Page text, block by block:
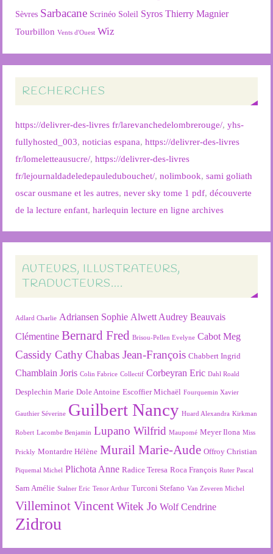
Sèvres Sarbacane Scrinéo Soleil Syros Thierry Magnier
Tourbillon Vents d'Ouest Wiz
RECHERCHES
https://delivrer-des-livres fr/larevanchedelombrerouge/,yhs-
fullyhosted_003,noticias espana,https://delivrer-des-livres
fr/lomeletteausucre/,https://delivrer-des-livres
fr/lejournaldadeledepauledubouchet/,nolimbook,sami goliath
oscar ousmane et les autres,never sky tome 1 pdf,découverte
de la lecture enfant,harlequin lecture en ligne archives
AUTEURS, ILLUSTRATEURS,
TRADUCTEURS….
Adlard Charlie Adriansen Sophie Alwett Audrey Beauvais
Clémentine Bernard Fred Brisou-Pellen Evelyne Cabot Meg
Cassidy Cathy Chabas Jean-François Chabbert Ingrid
Chamblain Joris Colin Fabrice Collectif Corbeyran Eric Dahl Roald
Desplechin Marie Dole Antoine Escoffier Michaël Fourquemin Xavier
Gauthier Séverine Guilbert Nancy Huard Alexandra Kirkman
Robert Lacombe Benjamin Lupano Wilfrid Maupomé Meyer Ilona Miss
Prickly Montardre Hélène Murail Marie-Aude Offroy Christian
Piquemal Michel Plichota Anne Radice Teresa Roca François Ruter Pascal
Sarn Amélie Stalner Eric Tenor Arthur Turconi Stefano Van Zeveren Michel
Villeminot Vincent Witek Jo Wolf Cendrine
Zidrou